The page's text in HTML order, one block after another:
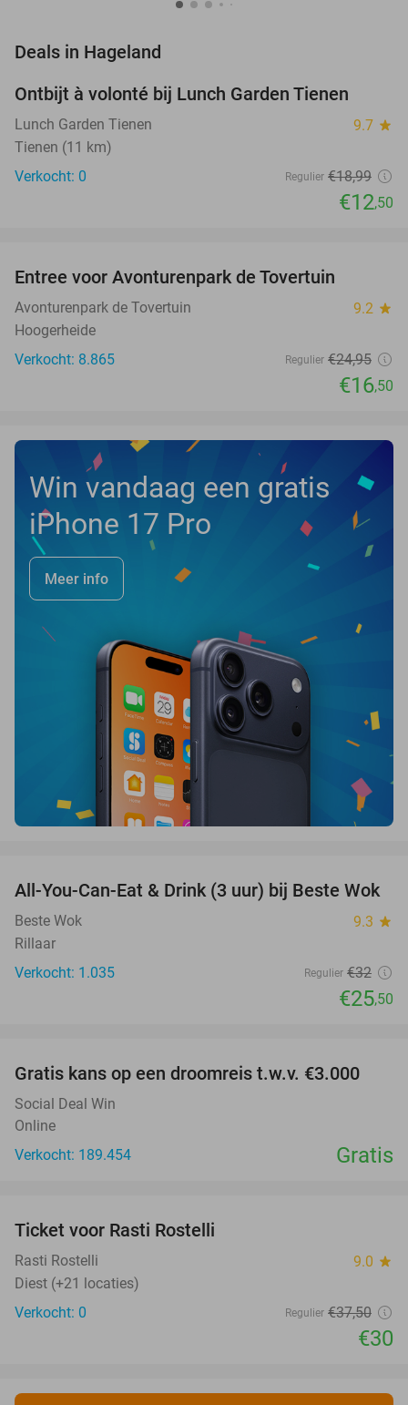
Deals in Hageland
NEW
TODAY
Ontbijt à volonté bij Lunch Garden Tienen
Lunch Garden Tienen 9.7 star
Tienen (11 km)
Verkocht: 0
Regulier €18,99
€12,50
TODAY
Entree voor Avonturenpark de Tovertuin
Avonturenpark de Tovertuin 9.2 star
Hoogerheide
Verkocht: 8.865
Regulier €24,95
€16,50
Win vandaag een gratis
iPhone 17 Pro
Meer info
20%
All-You-Can-Eat & Drink (3 uur) bij Beste Wok
Beste Wok 9.3 star
Rillaar
Verkocht: 1.035
Regulier €32
€25,50
Gratis kans op een droomreis t.w.v. €3.000
Social Deal Win
Online
Verkocht: 189.454
Gratis
TODAY
Ticket voor Rasti Rostelli
Rasti Rostelli 9.0 star
Diest (+21 locaties)
Verkocht: 0
Regulier €37,50
€30